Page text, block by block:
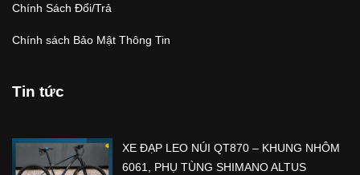
Chính Sách Đổi/Trả
Chính sách Bảo Mật Thông Tin
Tin tức
XE ĐẠP LEO NÚI QT870 – KHUNG NHÔM
6061, PHỤ TÙNG SHIMANO ALTUS